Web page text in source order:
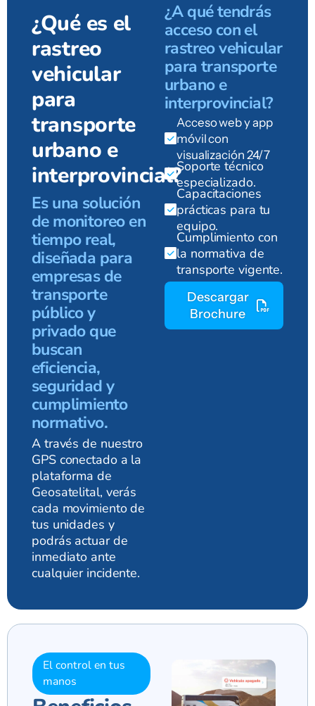
¿Qué es el
rastreo
vehicular
para
transporte
urbano e
interprovincial?
Es una solución
de monitoreo en
tiempo real,
diseñada para
empresas de
transporte
público y
privado que
buscan
eficiencia,
seguridad y
cumplimiento
normativo.
A través de nuestro
GPS conectado a la
plataforma de
Geosatelital, verás
cada movimiento de
tus unidades y
podrás actuar de
inmediato ante
cualquier incidente.
¿A qué tendrás
acceso con el
rastreo vehicular
para transporte
urbano e
interprovincial?
Acceso web y app
móvil con
visualización 24/7
Soporte técnico
especializado.
Capacitaciones
prácticas para tu
equipo.
Cumplimiento con
la normativa de
transporte vigente.
Descargar
Brochure
El control en tus
manos